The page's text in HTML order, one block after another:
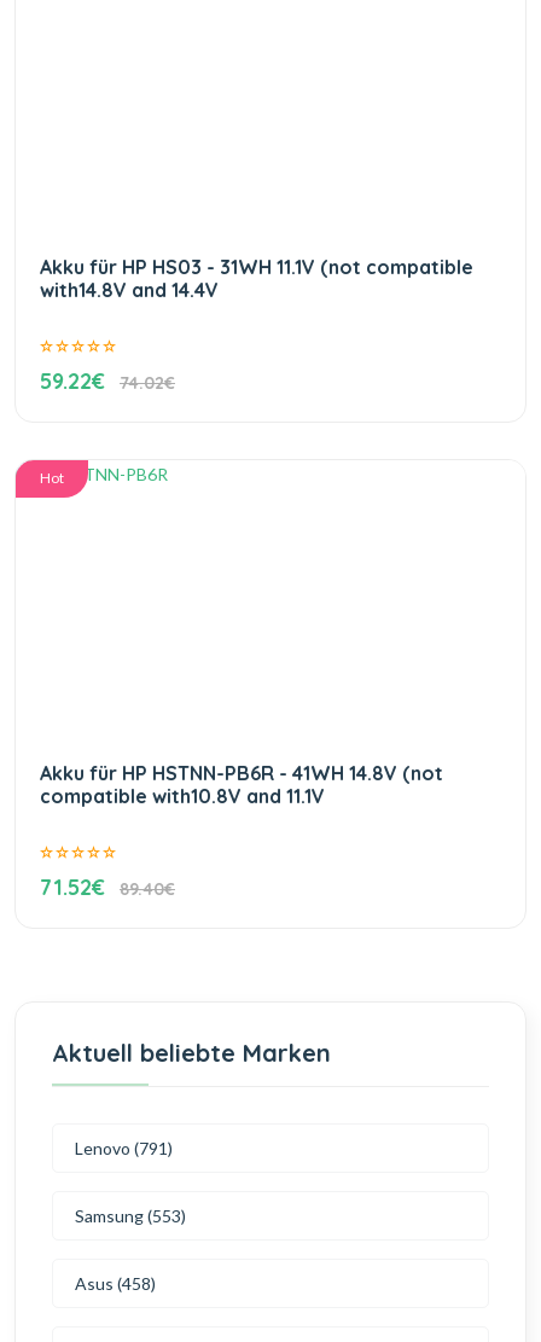
Akku für HP HS03 - 31WH 11.1V (not compatible
with14.8V and 14.4V
59.22€ 74.02€
Hot
Akku für HP HSTNN-PB6R - 41WH 14.8V (not
compatible with10.8V and 11.1V
71.52€ 89.40€
Aktuell beliebte Marken
Lenovo (791)
Samsung (553)
Asus (458)